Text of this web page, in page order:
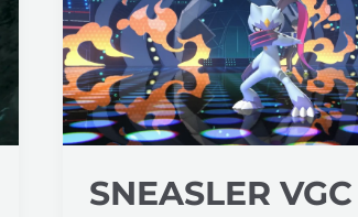
SNEASLER
2026
Reg
M-
A:
sets,
y